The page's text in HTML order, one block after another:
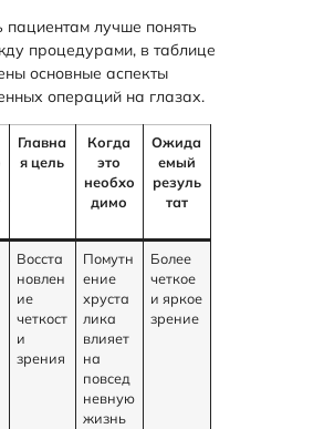
пациентам лучше понять
процедурами, в таблице
основные аспекты
операций на глазах.
Главна
я цель
Когда
это
необхо
димо
Ожида
емый
резуль
тат
Восста
новлен
ие
четкост
и
зрения
Помутн
ение
хруста
лика
влияет
на
повсед
невную
жизнь
Более
четкое
и яркое
зрение